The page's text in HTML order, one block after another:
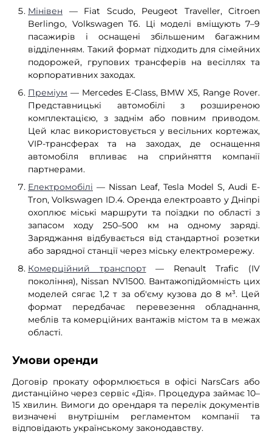
Мінівен — Fiat Scudo, Peugeot Traveller, Citroen
Berlingo, Volkswagen T6. Ці моделі вміщують 7–9
пасажирів і оснащені збільшеним багажним
відділенням. Такий формат підходить для сімейних
подорожей, групових трансферів на весіллях та
корпоративних заходах.
Преміум — Mercedes E-Class, BMW X5, Range Rover.
Представницькі автомобілі з розширеною
комплектацією, з заднім або повним приводом.
Цей клас використовується у весільних кортежах,
VIP-трансферах та на заходах, де оснащення
автомобіля впливає на сприйняття компанії
партнерами.
Електромобілі — Nissan Leaf, Tesla Model S, Audi E-
Tron, Volkswagen ID.4. Оренда електроавто у Дніпрі
охоплює міські маршрути та поїздки по області з
запасом ходу 250–500 км на одному заряді.
Заряджання відбувається від стандартної розетки
або зарядної станції через міську електромережу.
Комерційний транспорт— Renault Trafic (IV
покоління), Nissan NV1500. Вантажопідйомність цих
моделей сягає 1,2 т за об'єму кузова до 8 м³. Цей
формат передбачає перевезення обладнання,
меблів та комерційних вантажів містом та в межах
області.
Умови оренди
Договір прокату оформлюється в офісі NarsCars або
дистанційно через сервіс «Дія». Процедура займає 10–
15 хвилин. Вимоги до орендаря та перелік документів
визначені внутрішнім регламентом компанії та
відповідають українському законодавству.